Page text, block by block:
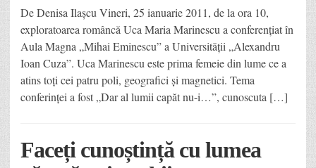
De Denisa Ilaşcu Vineri, 25 ianuarie 2011, de la ora 10,
exploratoarea româncă Uca Maria Marinescu a conferenţiat în
Aula Magna „Mihai Eminescu” a Universităţii „Alexandru
Ioan Cuza”. Uca Marinescu este prima femeie din lume ce a
atins toţi cei patru poli, geografici şi magnetici. Tema
conferinţei a fost „Dar al lumii capăt nu-i…”, cunoscuta […]
Faceți cunoștință cu lumea